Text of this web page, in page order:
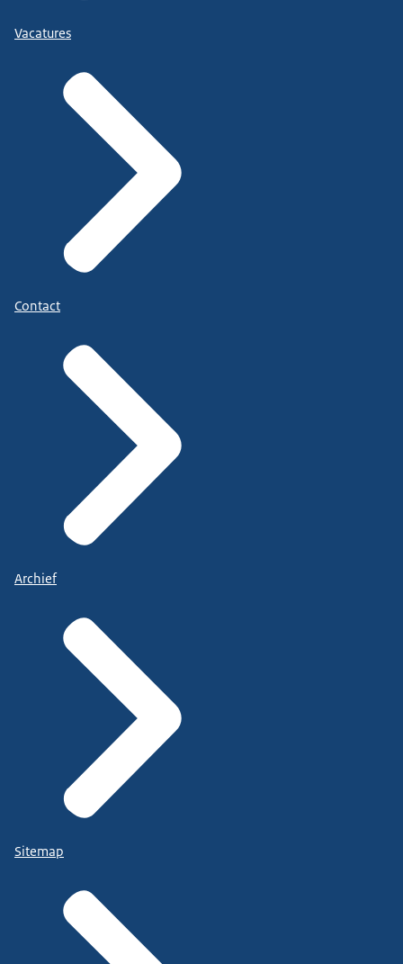
Vacatures
Contact
Archief
Sitemap